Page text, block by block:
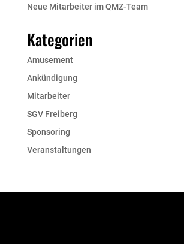
Neue Mitarbeiter im QMZ-Team
Kategorien
Amusement
Ankündigung
Mitarbeiter
SGV Freiberg
Sponsoring
Veranstaltungen